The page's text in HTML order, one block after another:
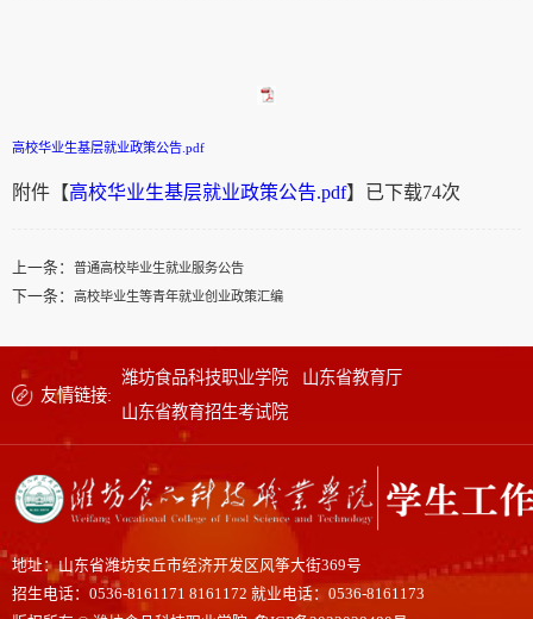
高校华业生基层就业政策公告.pdf
附件【高校华业生基层就业政策公告.pdf】已下载74次
上一条： 普通高校毕业生就业服务公告
下一条： 高校毕业生等青年就业创业政策汇编
友情链接:
潍坊食品科技职业学院
山东省教育厅
山东省教育招生考试院
地址：山东省潍坊安丘市经济开发区风筝大街369号
招生电话：0536-8161171 8161172 就业电话：0536-8161173